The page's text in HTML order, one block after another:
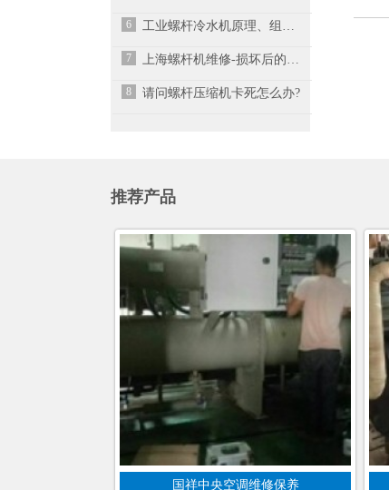
6 工业螺杆冷水机原理、组成与常见故障
7 上海螺杆机维修-损坏后的螺杆空压机维修成本需
8 请问螺杆压缩机卡死怎么办?
推荐产品
国祥中央空调维修保养